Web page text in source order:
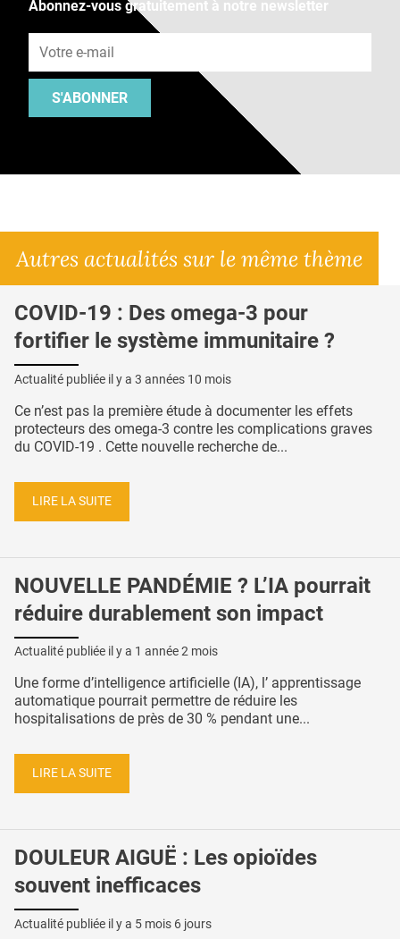
Abonnez-vous gratuitement à notre newsletter
S'ABONNER
Autres actualités sur le même thème
COVID-19 : Des omega-3 pour
fortifier le système immunitaire ?
Actualité publiée il y a 3 années 10 mois
Ce n’est pas la première étude à documenter les effets
protecteurs des omega-3 contre les complications graves
du COVID-19 . Cette nouvelle recherche de...
LIRE LA SUITE
NOUVELLE PANDÉMIE ? L’IA pourrait
réduire durablement son impact
Actualité publiée il y a 1 année 2 mois
Une forme d’intelligence artificielle (IA), l’ apprentissage
automatique pourrait permettre de réduire les
hospitalisations de près de 30 % pendant une...
LIRE LA SUITE
DOULEUR AIGUË : Les opioïdes
souvent inefficaces
Actualité publiée il y a 5 mois 6 jours